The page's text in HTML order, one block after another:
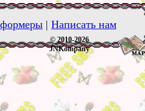
| Написать нам
© 2010-2026
JNKompany